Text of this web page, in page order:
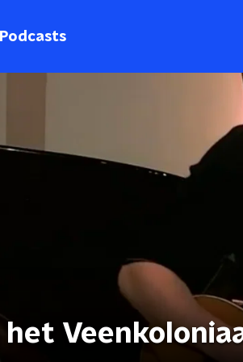
Podcasts